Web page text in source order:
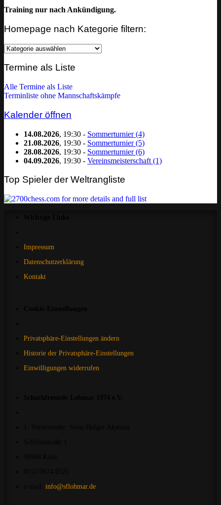
Training nur nach Ankündigung.
Homepage nach Kategorie filtern:
Homepage
Kategorie
Termine als Liste
Alle Termine als Liste
Terminliste ohne Mannschaftskämpfe
Kalender öffnen
14.08.2026, 19:30 - Sommerturnier (4)
21.08.2026, 19:30 - Sommerturnier (5)
28.08.2026, 19:30 - Sommerturnier (6)
04.09.2026, 19:30 - Vereinsmeisterschaft (1)
Top Spieler der Weltrangliste
Impressum
Datenschutzerklärung
Kontakt
Privatsphäre-Einstellungen ändern
Historie der Privatsphäre-Einstellungen
Einwilligungen widerrufen
info@sflohmar.de